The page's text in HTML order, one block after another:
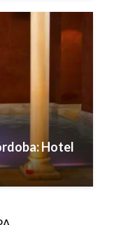
Hotel